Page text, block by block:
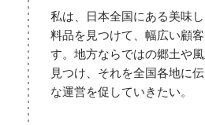
私は、日本全国にある美味
料品を見つけて、幅広い顧
す。地方ならではの郷土や
見つけ、それを全国各地に
な運営を促していきたい。